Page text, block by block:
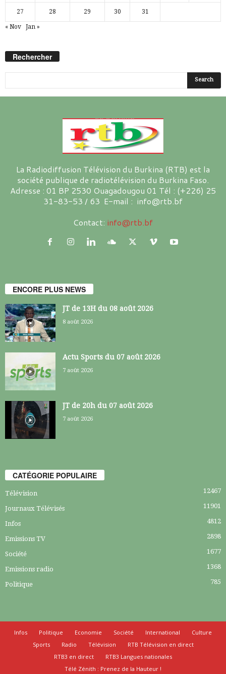
27 28 29 30 31
« Nov Jan »
Rechercher
La Radiodiffusion Télévision du Burkina (RTB) est la
société publique de radiotélévision du Burkina Faso.
Adresse : 01 BP 2530 Ouagadougou 01 Tél : (+226) 25
31-83-53 / 63 E-mail : info@rtb.bf
Contact: info@rtb.bf
ENCORE PLUS NEWS
JT de 13H du 08 août 2026
8 août 2026
Actu Sports du 07 août 2026
7 août 2026
JT de 20h du 07 août 2026
7 août 2026
CATÉGORIE POPULAIRE
Télévision 12467
Journaux Télévisés 11901
Infos 4812
Emissions TV 2898
Société 1677
Emissions radio 1368
Politique 785
Infos Politique Economie Société International
Culture
Sports
Radio Télévision
RTB Télévision en direct
RTB3 en direct
RTB3 Langues nationales
Télé Zénith : Prenez de la Hauteur !